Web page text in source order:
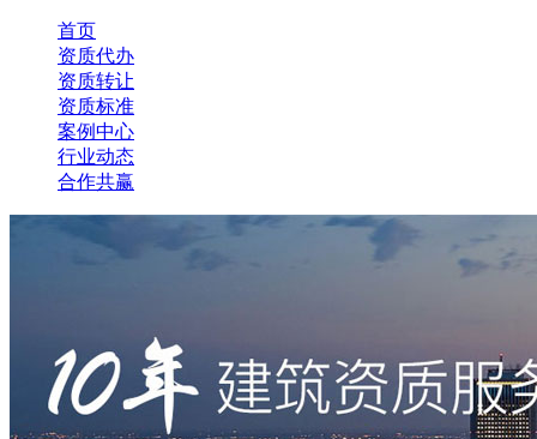
首页
资质代办
资质转让
资质标准
案例中心
行业动态
合作共赢